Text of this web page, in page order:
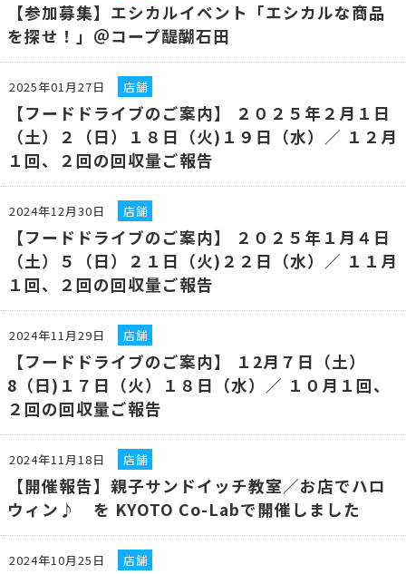
【参加募集】エシカルイベント「エシカルな商品
を探せ！」＠コープ醍醐石田
2025年01月27日 店舗
【フードドライブのご案内】 ２０２５年２月１日
（土）２（日）１８日（火)１９日（水）／ １２月
１回、２回の回収量ご報告
2024年12月30日 店舗
【フードドライブのご案内】 ２０２５年１月４日
（土）５（日）２１日（火)２２日（水）／ １１月
１回、２回の回収量ご報告
2024年11月29日 店舗
【フードドライブのご案内】 １2月７日（土）
8（日)１７日（火）１８日（水）／ １０月１回、
２回の回収量ご報告
2024年11月18日 店舗
【開催報告】親子サンドイッチ教室／お店でハロ
ウィン♪ を KYOTO Co-Labで開催しました
2024年10月25日 店舗